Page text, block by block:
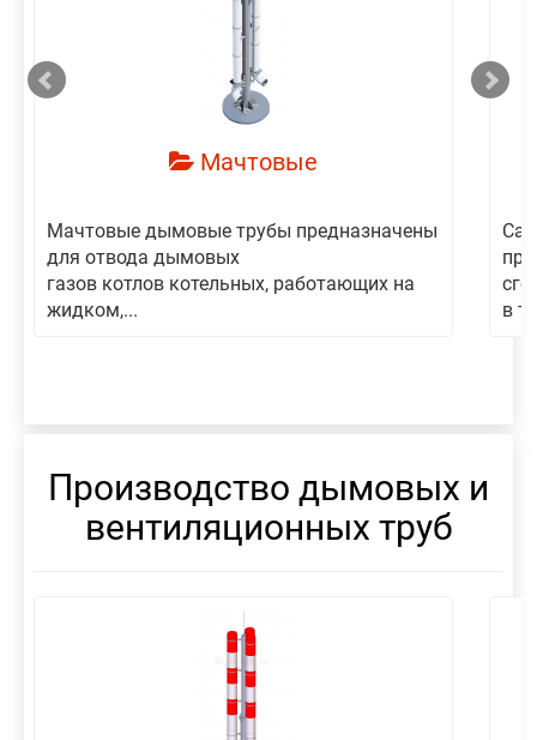
Мачтовые
Мачтовые дымовые трубы предназначены
для отвода дымовых
газов котлов котельных, работающих на
жидком,...
в
Производство дымовых и
вентиляционных труб